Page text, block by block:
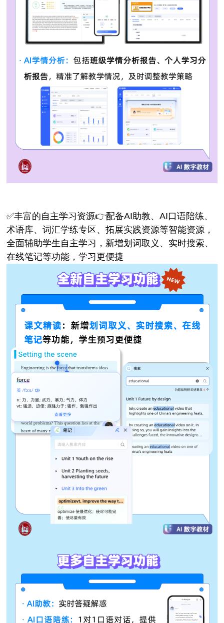
✅丰富的自主学习资源👉配备AI助教、AI口语陪练、
术语库、词汇学练专区、拓展实践资源等智能资源，
全面辅助学生自主学习，新增划词取义、实时搜索、
在线笔记等功能，学习更便捷